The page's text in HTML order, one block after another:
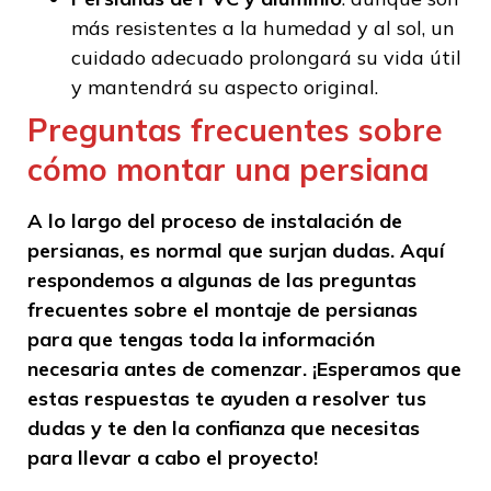
más resistentes a la humedad y al sol, un
cuidado adecuado prolongará su vida útil
y mantendrá su aspecto original.
Preguntas frecuentes sobre
cómo montar una persiana
A lo largo del proceso de instalación de
persianas, es normal que surjan dudas. Aquí
respondemos a algunas de las preguntas
frecuentes sobre el montaje de persianas
para que tengas toda la información
necesaria antes de comenzar. ¡Esperamos que
estas respuestas te ayuden a resolver tus
dudas y te den la confianza que necesitas
para llevar a cabo el proyecto!